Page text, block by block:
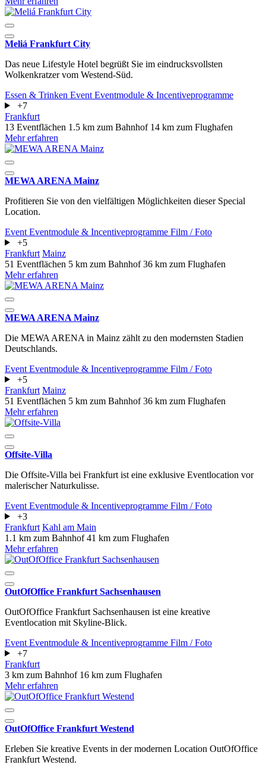
Meliá Frankfurt City
Das neue Lifestyle Hotel begrüßt Sie im eindrucksvollsten
Wolkenkratzer vom Westend-Süd.
Essen & Trinken Event Eventmodule & Incentiveprogramme
+7
Frankfurt
13 Eventflächen 1.5 km zum Bahnhof 14 km zum Flughafen
Mehr erfahren
MEWA ARENA Mainz
Profitieren Sie von den vielfältigen Möglichkeiten dieser Special
Location.
Event Eventmodule & Incentiveprogramme Film / Foto
+5
Frankfurt Mainz
51 Eventflächen 5 km zum Bahnhof36 km zum Flughafen
Mehr erfahren
MEWA ARENA Mainz
Die MEWA ARENA in Mainz zählt zu den modernsten Stadien
Deutschlands.
Event Eventmodule & Incentiveprogramme Film / Foto
+5
Frankfurt Mainz
51 Eventflächen 5 km zum Bahnhof36 km zum Flughafen
Mehr erfahren
Offsite-Villa
Die Offsite-Villa bei Frankfurt ist eine exklusive Eventlocation vor
malerischer Naturkulisse.
Event Eventmodule & Incentiveprogramme Film / Foto
+3
Frankfurt Kahl am Main
1.1 km zum Bahnhof41 km zum Flughafen
Mehr erfahren
OutOfOffice Frankfurt Sachsenhausen
OutOfOffice Frankfurt Sachsenhausen ist eine kreative
Eventlocation mit Skyline-Blick.
Event Eventmodule & Incentiveprogramme Film / Foto
+7
Frankfurt
3 km zum Bahnhof 16 km zum Flughafen
Mehr erfahren
OutOfOffice Frankfurt Westend
Erleben Sie kreative Events in der modernen Location OutOfOffice
Frankfurt Westend.